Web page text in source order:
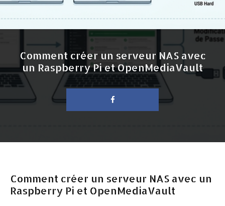
Comment créer un serveur NAS avec
un Raspberry Pi et OpenMediaVault
Comment créer un serveur NAS avec un
Raspberry Pi et OpenMediaVault